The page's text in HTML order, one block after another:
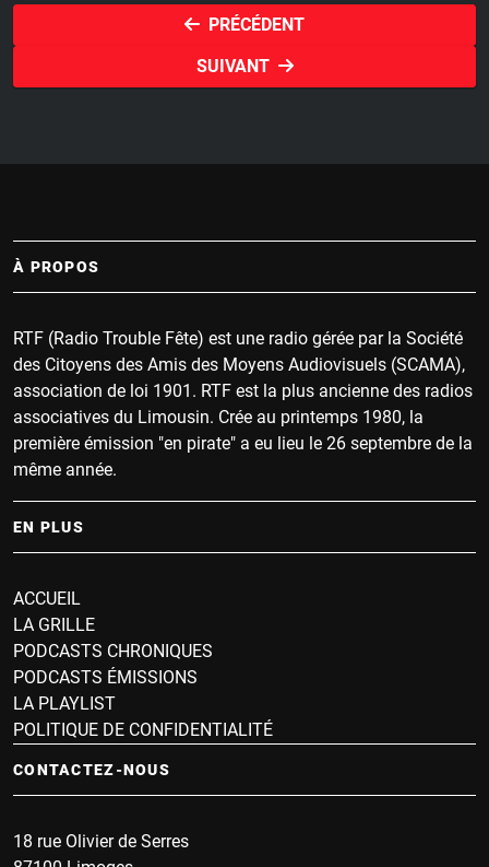
PRÉCÉDENT
SUIVANT
À PROPOS
RTF (Radio Trouble Fête) est une radio gérée par la Société
des Citoyens des Amis des Moyens Audiovisuels (SCAMA),
association de loi 1901. RTF est la plus ancienne des radios
associatives du Limousin. Crée au printemps 1980, la
première émission "en pirate" a eu lieu le 26 septembre de la
même année.
EN PLUS
ACCUEIL
LA GRILLE
PODCASTS CHRONIQUES
PODCASTS ÉMISSIONS
LA PLAYLIST
POLITIQUE DE CONFIDENTIALITÉ
CONTACTEZ-NOUS
18 rue Olivier de Serres